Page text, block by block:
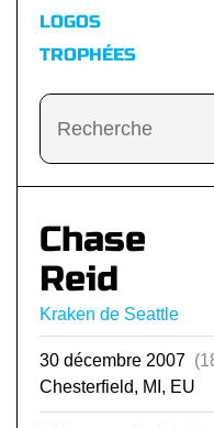
LOGOS
TROPHÉES
Chase
Reid
Kraken de Seattle
30 décembre 2007
Chesterfield, MI, EU